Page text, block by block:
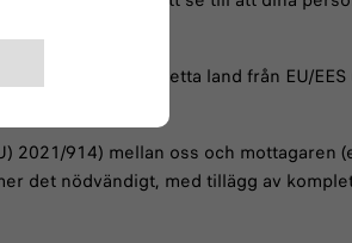
flöda fritt till detta land från EU/EES
2021/914) mellan oss och mottagaren
det nödvändigt, med tillägg av